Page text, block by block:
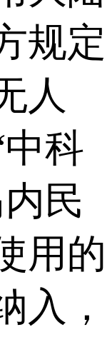
规定
人
科
民
用的
入，